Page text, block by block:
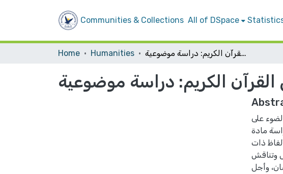
Communities & Collections All of DSpace
Home Humanities الأجل في القرآن الكريم: دراسة موضوعية
القرآن الكريم: دراسة موضوعية
على
مادة
ذات
وتناقش
وأجل